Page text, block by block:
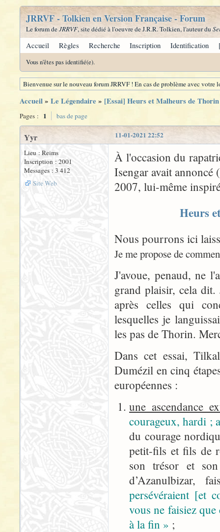
JRRVF - Tolkien en Version Française - Forum
Le forum deJRRVF, site dédié à l'oeuvre de J.R.R. Tolkien, l'auteur du
Accueil Règles Recherche Inscription Identification
Vous n'êtes pas identifié(e).
Bienvenue sur le nouveau forum JRRVF ! En cas de problème avec
Accueil» Le Légendaire » [Essai] Heurs et Malheurs de
Pages : 1 bas de page
11-01-2021 22:52
Yyr
Lieu : Reims
Inscription : 2001
Messages : 3 412
Site Web
À l'occasion du
Isengar avait annoncé (
2007, lui-même
Heurs
Nous pourrons ici
Je me propose de
J'avoue, penaud, ne
grand plaisir, cela
après celles qui
lesquelles je
les pas de Thorin.
Dans cet essai,
Dumézil en cinq
européennes :
une ascendance
courageux, hardi ;
du courage
petit-fils et fils de
son trésor et
d’Azanulbizar,
persévéraient [et
vous ne faisiez
à la fin » ;